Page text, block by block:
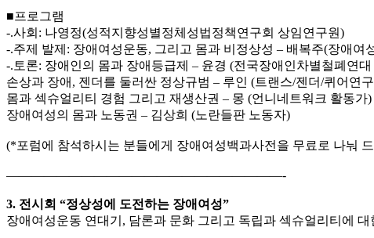
■프로그램
-.사회: 나영정(성적지향성별정체성법정책연구회 상임연구원)
-.주제 발제: 장애여성운동, 그리고 몸과 비정상성 – 배복주(장애여
-.토론: 장애인의 몸과 장애등급제 – 윤경 (전국장애인차별철폐연
손상과 장애, 젠더를 둘러싼 정상규범 – 루인 (트랜스/젠더/퀴어연
몸과 섹슈얼리티 경험 그리고 재생산권 – 몽 (언니네트워크 활동가)
장애여성의 몸과 노동권 – 김상희 (노란들판 노동자)
(*포럼에 참석하시는 분들에게 장애여성백과사전을 무료로 나눠
——————————————————————-
3. 전시회 “정상성에 도전하는 장애여성”
장애여성운동 연대기, 담론과 문화 그리고 독립과 섹슈얼리티에